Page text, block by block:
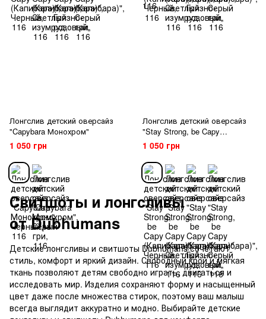
Лонгслив детский оверсайз
"Capybara Монохром"
1 050 грн
Лонгслив детский оверсайз
"Stay Strong, be Capy
(Капибара)"
1 050 грн
Свитшоты и лонгсливы
от Dubhumans
Детские лонгсливы и свитшоты Dubhumans сочетают
стиль, комфорт и яркий дизайн. Свободный крой и мягкая
ткань позволяют детям свободно играть, двигаться и
исследовать мир. Изделия сохраняют форму и насыщенный
цвет даже после множества стирок, поэтому ваш малыш
всегда выглядит аккуратно и модно. Выбирайте детские